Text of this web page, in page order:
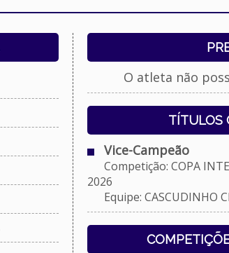
O atleta não
TÍTULOS
Vice-Campeão
Competição: COPA
2026
Equipe: CASCUDINHO